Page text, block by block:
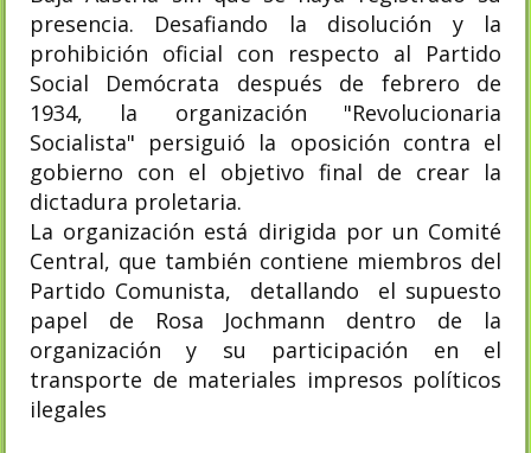
presencia. Desafiando la disolución y la
prohibición oficial con respecto al Partido
Social Demócrata después de febrero de
1934, la organización "Revolucionaria
Socialista" persiguió la oposición contra el
gobierno con el objetivo final de crear la
dictadura proletaria.
La organización está dirigida por un Comité
Central, que también contiene miembros del
Partido Comunista, detallando el supuesto
papel de Rosa Jochmann dentro de la
organización y su participación en el
transporte de materiales impresos políticos
ilegales